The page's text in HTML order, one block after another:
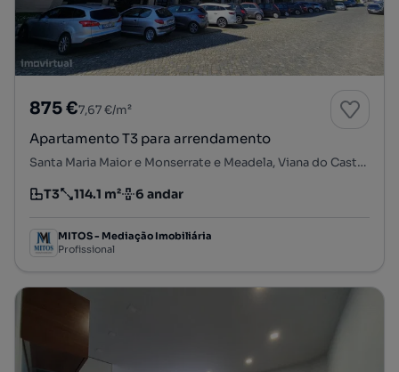
875 €7,67 €/m²
Apartamento T3 para arrendamento
Santa Maria Maior e Monserrate e Meadela, Viana do Castelo, Viana do Castelo
Tipologia
T3
Preço por metro quadrado
114.1 m²
Andar 6 andar
MITOS - Mediação Imobiliária
Profissional